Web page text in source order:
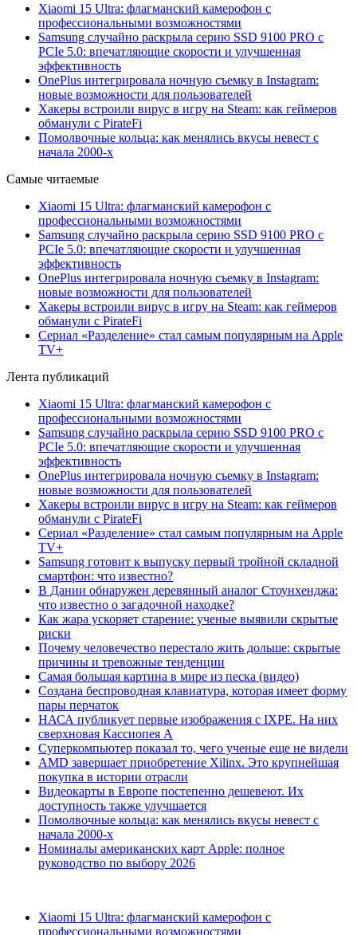
Xiaomi 15 Ultra: флагманский камерофон с
профессиональными возможностями
Samsung случайно раскрыла серию SSD 9100 PRO с
PCIe 5.0: впечатляющие скорости и улучшенная
эффективность
OnePlus интегрировала ночную съемку в Instagram:
новые возможности для пользователей
Хакеры встроили вирус в игру на Steam: как геймеров
обманули с PirateFi
Помолвочные кольца: как менялись вкусы невест с
начала 2000-х
Самые читаемые
Xiaomi 15 Ultra: флагманский камерофон с
профессиональными возможностями
Samsung случайно раскрыла серию SSD 9100 PRO с
PCIe 5.0: впечатляющие скорости и улучшенная
эффективность
OnePlus интегрировала ночную съемку в Instagram:
новые возможности для пользователей
Хакеры встроили вирус в игру на Steam: как геймеров
обманули с PirateFi
Сериал «Разделение» стал самым популярным на Apple
TV+
Лента публикаций
Xiaomi 15 Ultra: флагманский камерофон с
профессиональными возможностями
Samsung случайно раскрыла серию SSD 9100 PRO с
PCIe 5.0: впечатляющие скорости и улучшенная
эффективность
OnePlus интегрировала ночную съемку в Instagram:
новые возможности для пользователей
Хакеры встроили вирус в игру на Steam: как геймеров
обманули с PirateFi
Сериал «Разделение» стал самым популярным на Apple
TV+
Samsung готовит к выпуску первый тройной складной
смартфон: что известно?
В Дании обнаружен деревянный аналог Стоунхенджа:
что известно о загадочной находке?
Как жара ускоряет старение: ученые выявили скрытые
риски
Почему человечество перестало жить дольше: скрытые
причины и тревожные тенденции
Самая большая картина в мире из песка (видео)
Создана беспроводная клавиатура, которая имеет форму
пары перчаток
НАСА публикует первые изображения с IXPE. На них
сверхновая Кассиопея А
Суперкомпьютер показал то, чего ученые еще не видели
AMD завершает приобретение Xilinx. Это крупнейшая
покупка в истории отрасли
Видеокарты в Европе постепенно дешевеют. Их
доступность также улучшается
Помолвочные кольца: как менялись вкусы невест с
начала 2000-х
Номиналы американских карт Apple: полное
руководство по выбору 2026
Xiaomi 15 Ultra: флагманский камерофон с
профессиональными возможностями